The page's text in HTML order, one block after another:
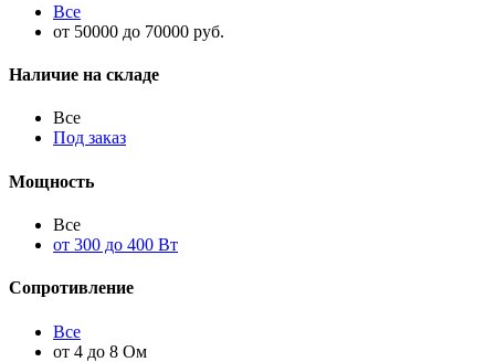
Все
от 50000 до 70000 руб.
Наличие на складе
Все
Под заказ
Мощность
Все
от 300 до 400 Вт
Сопротивление
Все
от 4 до 8 Ом